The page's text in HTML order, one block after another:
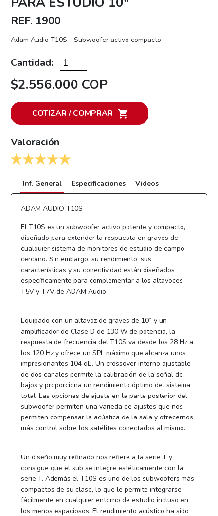
REF. 1900
Adam Audio T10S - Subwoofer activo compacto
Cantidad:
$2.556.000 COP
COTIZAR / COMPRAR
Valoración
Inf. General Especificaciones Videos
ADAM AUDIO T10S
El T10S es un subwoofer activo potente y compacto,
diseñado para extender la respuesta en graves de
cualquier sistema de monitores de estudio de campo
cercano. Sin embargo, su rendimiento, sus
características y su conectividad están diseñados
específicamente para complementar a los altavoces
T5V y T7V de ADAM Audio.
Equipado con un altavoz de graves de 10˝ y un
amplificador de Clase D de 130 W de potencia, la
respuesta de frecuencia del T10S va desde los 28 Hz a
los 120 Hz y ofrece un SPL máximo que alcanza unos
impresionantes 104 dB. Un crossover interno ajustable
de dos canales permite la calibración de la señal de
bajos y proporciona un rendimiento óptimo del sistema
total. Las opciones de ajuste en la parte posterior del
subwoofer permiten una varieda de ajustes que nos
permiten compensar la acústica de la sala y ofrecernos
más control sobre los satélites conectados al mismo.
Un diseño muy refinado nos refiere a la serie T y
consigue que el sub se integre estéticamente con la
serie T. Además el T10S es uno de los subwoofers más
compactos de su clase, lo que le permite integrarse
fácilmente en cualquier entorno de estudio incluso en
los menos espaciosos. El rendimiento acústico ha sido